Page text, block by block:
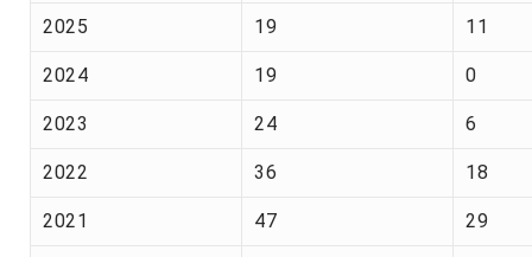
2025 19 11
2024 19 0
2023 24 6
2022 36 18
2021 47 29